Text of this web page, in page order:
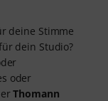
deine Stimme
dein Studio?
oder
Thomann